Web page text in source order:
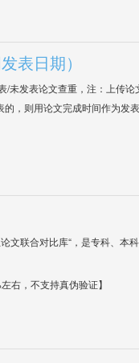
表日期）
/未发表论文查重，注：上传论
，则用论文完成时间作为发表
文联合对比库“，是专科、本科
右，不支持真伪验证】